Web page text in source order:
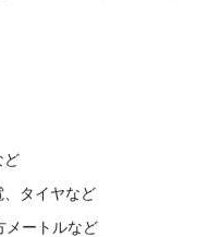
ど
、タイヤなど
メートルなど